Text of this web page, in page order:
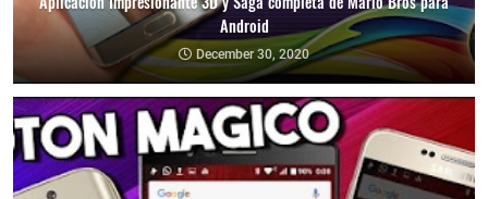
Android
December 30, 2020